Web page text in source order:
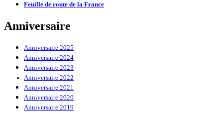
Feuille de route de la France
Anniversaire
Anniversaire 2025
Anniversaire 2024
Anniversaire 2023
Anniversaire 2022
Anniversaire 2021
Anniversaire 2020
Anniversaire 2019